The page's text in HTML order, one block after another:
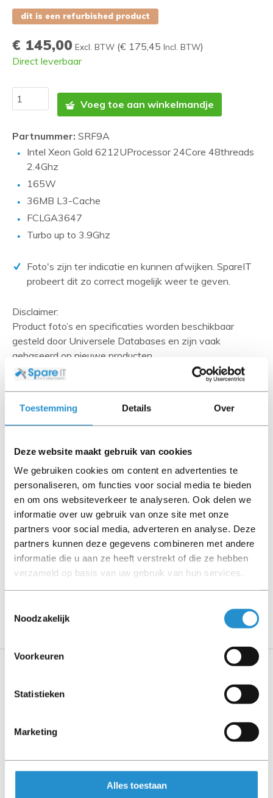
Toestemming Details Over
Deze website maakt gebruik van cookies
We gebruiken cookies om content en advertenties te
personaliseren, om functies voor social media te bieden
en om ons websiteverkeer te analyseren. Ook delen we
informatie over uw gebruik van onze site met onze
partners voor social media, adverteren en analyse. Deze
partners kunnen deze gegevens combineren met andere
informatie die u aan ze heeft verstrekt of die ze hebben
verzameld op basis van uw gebruik van hun services.
Noodzakelijk
Voorkeuren
Statistieken
Marketing
Alles toestaan
dit is een refurbished product
€ 145,00 Excl. BTW (€ 175,45 Incl. BTW)
Direct leverbaar
Voeg toe aan winkelmandje
Partnummer: SRF9A
Intel Xeon Gold 6212UProcessor 24Core 48threads
2.4Ghz
165W
36MB L3-Cache
FCLGA3647
Turbo up to 3.9Ghz
Foto's zijn ter indicatie en kunnen afwijken. SpareIT
probeert dit zo correct mogelijk weer te geven.
Disclaimer:
Product foto’s en specificaties worden beschikbaar
gesteld door Universele Databases en zijn vaak
gebaseerd op nieuwe producten.
Wanneer het artikel een 'Refurbished product' betreft is
deze door ons getest en heeft het een A-grade conditie
kabels, software media en handleidingen niet inbegrepen
(tenzij anders aangegeven).
Let goed op de productbeschrijving en neem bij vragen
contact op met ons.
Omschrijving
Toon meer
LET OP: Op refurbished producten geldt een
Component voor
Processor socket